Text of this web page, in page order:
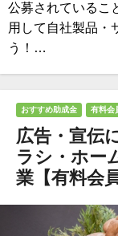
公募されているこ
用して自社製品・
う！…
おすすめ助成金 有料会
広告・宣伝
ラシ・ホー
業【有料会